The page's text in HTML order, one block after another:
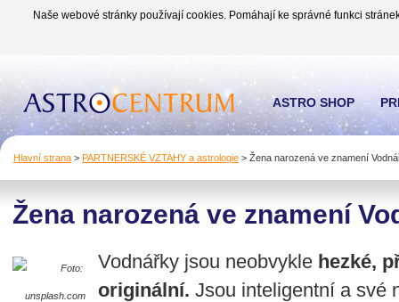
Naše webové stránky používají cookies. Pomáhají ke správné funkci
Hlavní strana > PARTNERSKÉ VZTAHY a astrologie > Žena narozená ve znamení
Žena narozená ve znamení
Foto:
unsplash.com
Vodnářky jsou neobvykle hezké,
originální. Jsou inteligentní a své
ASTRO SHOP